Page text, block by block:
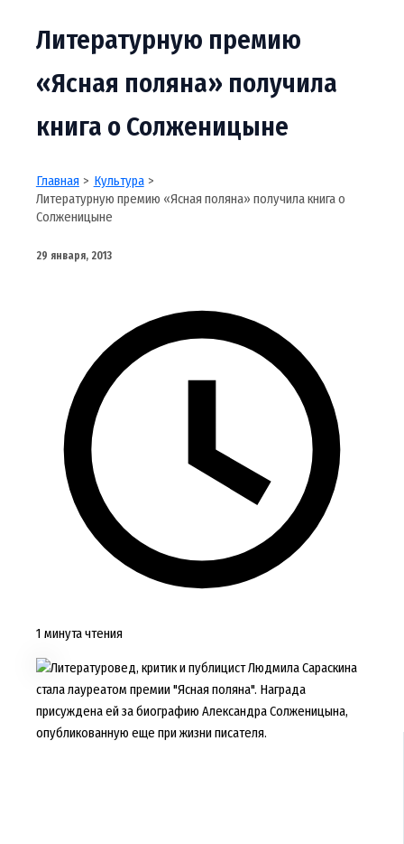
Литературную премию
«Ясная поляна» получила
книга о Солженицыне
Главная
Культура
Литературную премию «Ясная поляна» получила книга о
Солженицыне
29 января, 2013
1 минута чтения
Литературовед, критик и публицист Людмила Сараскина
стала лауреатом премии "Ясная поляна". Награда
присуждена ей за биографию Александра Солженицына,
опубликованную еще при жизни писателя.